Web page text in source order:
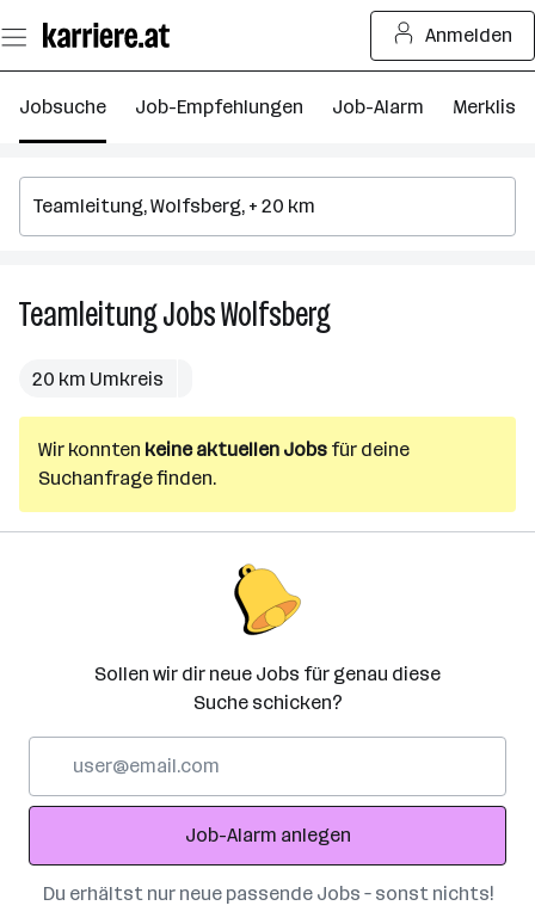
Seiteninhalt
springen
Anmelden
Jobsuche Job-Empfehlungen Job-Alarm Merkliste
TeamleitungJobsWolfsbergTeamleitung
Jobs
20 km Umkreis
Wir konnten keine aktuellen Jobs für deine
Suchanfrage finden.
Sollen wir dir neue Jobs für genau diese
Suche schicken?
Adresse
Job-Alarm anlegen
Du erhältst nur neue passende Jobs – sonst nichts!